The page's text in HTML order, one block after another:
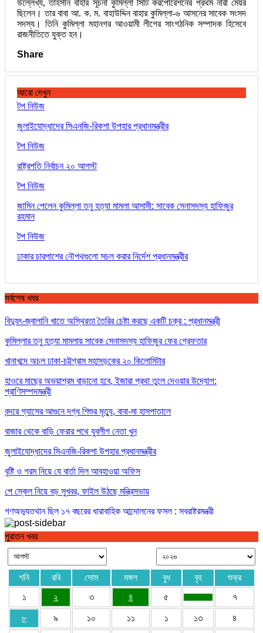
উল্লেখ্য, তাহসীন বাহার সূচনা কুমিল্লা সিটি করপোরেশনের প্রথম নারী মেয়র
ছিলেন। তার বাবা আ. ক. ম. বাহাউদ্দিন বাহার কুমিল্লা-৬ আসনের সাবেক সংসদ
সদস্য। তিনি কুমিল্লা মহানগর আওয়ামী লীগের সাংগঠনিক সম্পাদক হিসেবে
রাজনীতিতে যুক্ত হন।
Share
আরো দেখুন
টপ নিউজ
জুলাইযোদ্ধাদের সিএনজি-রিকশা উপহার প্রধানমন্ত্রীর
টপ নিউজ
রাষ্ট্রপতি নির্বাচন ২০ আগস্ট
টপ নিউজ
জামিন পেলেন কুমিল্লা তনু হত্যা মামলা আসামী: সাবেক সেনাসদস্য হাফিজুর
রহমান
টপ নিউজ
ঢাকার চারপাশের নৌপথগুলো সচল করার নির্দেশ প্রধানমন্ত্রীর
সর্বশেষ খবর
বিদ্যুৎ-জ্বালানি খাতে অস্থিরতা তৈরির চেষ্টা করছে একটি চক্র : প্রধানমন্ত্রী
কুমিল্লার তনু হত্যা মামলায় সাবেক সেনাসদস্য হাফিজুর ফের গ্রেফতার
খানাখন্দে অচল ঢাকা-চট্টগ্রাম মহাসড়কের ২০ কিলোমিটার
হাওরে মাছের অভয়াশ্রম বাড়ানো হবে, ইজারা প্রথা তুলে দেওয়ার উদ্যোগ:
প্রাণিসম্পদমন্ত্রী
বন্দরে গ্যাসের আগুনে দগ্ধ শিশুর মৃত্যু, বাবা-মা হাসপাতালে
বাজার থেকে বাড়ি ফেরার পথে যুবলীগ নেতা খুন
জুলাইযোদ্ধাদের সিএনজি-রিকশা উপহার প্রধানমন্ত্রীর
বৃষ্টি ও গরম নিয়ে যে বার্তা দিল আবহাওয়া অফিস
পে স্কেল নিয়ে বড় সুখবর, ফাইল উঠছে মন্ত্রিসভায়
গণঅভ্যুত্থান ছিল ১৭ বছরের ধারাবাহিক আন্দোলনের ফসল : স্বরাষ্ট্রমন্ত্রী
পুরাতন খবর
শনি রবি সোম মঙ্গল বুধ বৃহ
শুক্র
১
২ ৩ ৪ ৫ ৭
৮ ৯ ১০ ১১ ১ ১৩ ৪